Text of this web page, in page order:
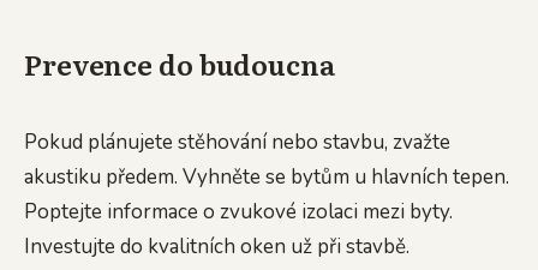
Prevence do budoucna
Pokud plánujete stěhování nebo stavbu, zvažte
akustiku předem. Vyhněte se bytům u hlavních tepen.
Poptejte informace o zvukové izolaci mezi byty.
Investujte do kvalitních oken už při stavbě.